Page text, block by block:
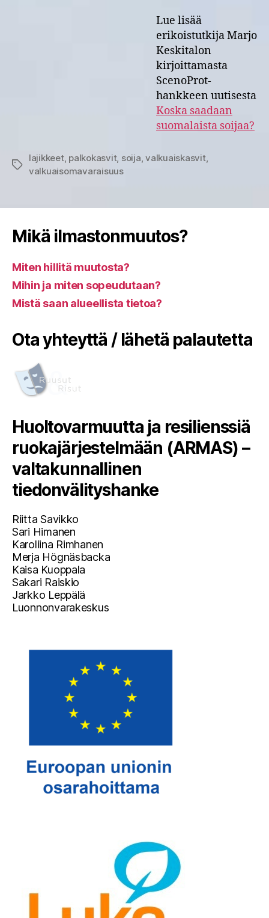
Lue lisää
erikoistutkija Marjo
Keskitalon
kirjoittamasta
ScenoProt-
hankkeen uutisesta
Koska saadaan
suomalaista soijaa?
Avainsanat
lajikkeet, palkokasvit, soija,valkuaiskasvit,
valkuaisomavaraisuus
Mikä ilmastonmuutos?
Miten hillitä muutosta?
Mihin ja miten sopeudutaan?
Mistä saan alueellista tietoa?
Ota yhteyttä / lähetä palautetta
Huoltovarmuutta ja resilienssiä
ruokajärjestelmään (ARMAS) –
valtakunnallinen
tiedonvälityshanke
Riitta Savikko
Sari Himanen
Karoliina Rimhanen
Merja Högnäsbacka
Kaisa Kuoppala
Sakari Raiskio
Jarkko Leppälä
Luonnonvarakeskus